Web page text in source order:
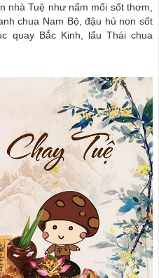
nhà Tuệ như nấm mối sốt thơm,
chua Nam Bộ, đậu hủ non sốt
quay Bắc Kinh, lẩu Thái chua